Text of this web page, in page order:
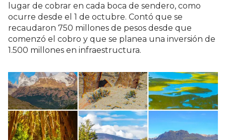
lugar de cobrar en cada boca de sendero, como
ocurre desde el 1 de octubre. Contó que se
recaudaron 750 millones de pesos desde que
comenzó el cobro y que se planea una inversión de
1.500 millones en infraestructura.